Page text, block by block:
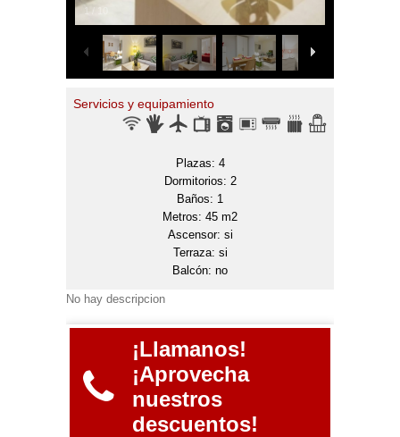
1 /
Servicios y equipamiento
Plazas: 4
Dormitorios: 2
Baños: 1
Metros: 45 m2
Ascensor: si
Terraza: si
Balcón: no
No hay descripcion
¡Llamanos!
¡Aprovecha
nuestros
descuentos!